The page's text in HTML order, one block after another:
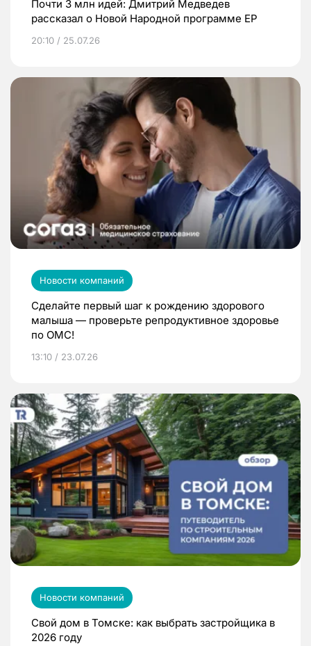
Почти 3 млн идей: Дмитрий Медведев
рассказал о Новой Народной программе ЕР
20:10 / 25.07.26
Новости компаний
Сделайте первый шаг к рождению здорового
малыша — проверьте репродуктивное здоровье
по ОМС!
13:10 / 23.07.26
Новости компаний
Свой дом в Томске: как выбрать застройщика в
2026 году